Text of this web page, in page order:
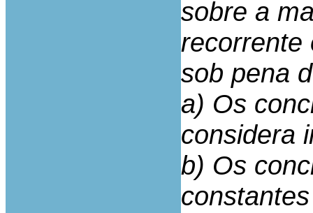
sobre a
recorrente
sob pena
a) Os
considera
b) Os